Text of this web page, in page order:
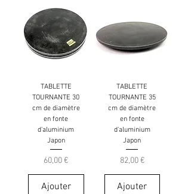
TABLETTE
TOURNANTE 30
cm de diamètre
en fonte
d'aluminium
Japon
Prix
60,00 €
Ajouter
TABLETTE
TOURNANTE 35
cm de diamètre
en fonte
d'aluminium
Japon
Prix
82,00 €
Ajouter